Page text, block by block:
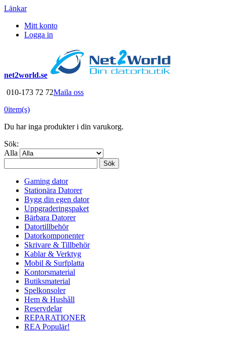
Länkar
Mitt konto
Logga in
net2world.se
010-173 72 72Maila oss
0item(s)
Du har inga produkter i din varukorg.
Sök:
Alla
Sök
Gaming dator
Stationära Datorer
Bygg din egen dator
Uppgraderingspaket
Bärbara Datorer
Datortillbehör
Datorkomponenter
Skrivare & Tillbehör
Kablar & Verktyg
Mobil & Surfplatta
Kontorsmaterial
Butiksmaterial
Spelkonsoler
Hem & Hushåll
Reservdelar
REPARATIONER
REA Populär!